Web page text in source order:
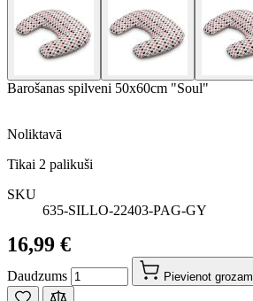
Barošanas spilveni 50x60cm "Soul"
Noliktavā
Tikai 2 palikuši
SKU
635-SILLO-22403-PAG-GY
16,99 €
Daudzums Pievienot grozam